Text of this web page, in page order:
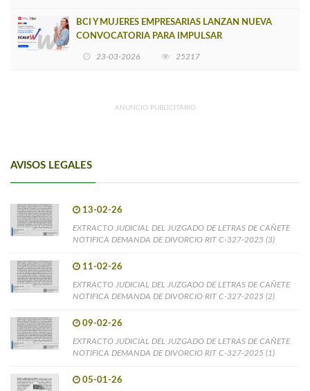
BCI Y MUJERES EMPRESARIAS LANZAN NUEVA
CONVOCATORIA PARA IMPULSAR
23-03-2026 25217
ANUNCIO PUBLICITARIO
AVISOS LEGALES
13-02-26
EXTRACTO JUDICIAL DEL JUZGADO DE LETRAS DE CAÑETE
NOTIFICA DEMANDA DE DIVORCIO RIT C-327-2025 (3)
11-02-26
EXTRACTO JUDICIAL DEL JUZGADO DE LETRAS DE CAÑETE
NOTIFICA DEMANDA DE DIVORCIO RIT C-327-2025 (2)
09-02-26
EXTRACTO JUDICIAL DEL JUZGADO DE LETRAS DE CAÑETE
NOTIFICA DEMANDA DE DIVORCIO RIT C-327-2025 (1)
05-01-26